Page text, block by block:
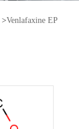
>Venlafaxine EP